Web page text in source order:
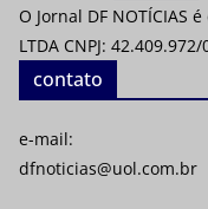
O Jornal DF NOTÍCIAS
LTDA CNPJ:
contato
e-mail:
dfnoticias@uol.com.br